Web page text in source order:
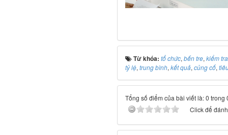
Từ khóa: tổ chức, bến tre, kiểm tra
tỷ lệ, trung bình, kết quả, củng cố,
Tổng số điểm của bài viết là: 0 trong
Click để